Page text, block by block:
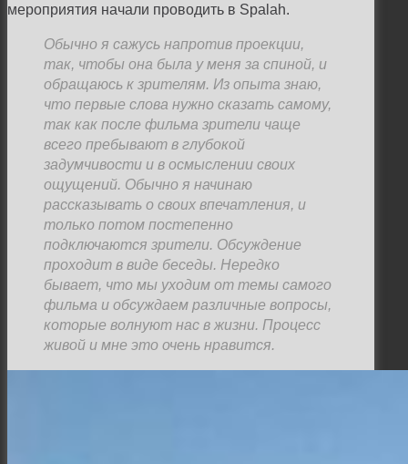
мероприятия начали проводить в Spalah.
Обычно я сажусь напротив проекции,
так, чтобы она была у меня за спиной, и
обращаюсь к зрителям. Из опыта знаю,
что первые слова нужно сказать самому,
так как после фильма зрители чаще
всего пребывают в глубокой
задумчивости и в осмыслении своих
ощущений. Обычно я начинаю
рассказывать о своих впечатления, и
только потом постепенно
подключаются зрители. Обсуждение
проходит в виде беседы. Нередко
бывает, что мы уходим от темы самого
фильма и обсуждаем различные вопросы,
которые волнуют нас в жизни. Процесс
живой и мне это очень нравится.